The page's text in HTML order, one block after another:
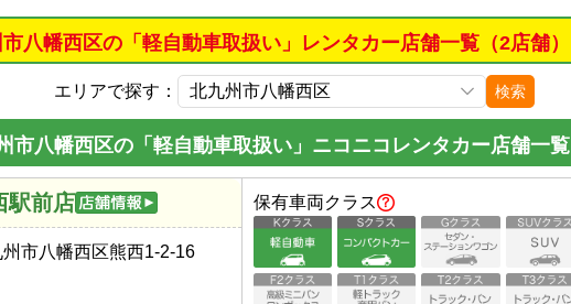
八幡西区の「軽自動車取扱い」レンタカー店舗一覧（2店舗）
エリアで探す： 検索
市八幡西区の「軽自動車取扱い」ニコニコレンタカー店舗一覧
駅前店
市八幡西区熊西1-2-16
保有車両クラス